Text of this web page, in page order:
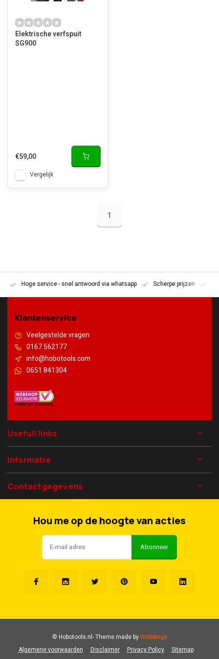
Elektrische verfspuit
SG900
€59,00
Vergelijk
1
Hoge service- snel antwoord via whatsapp Scherpe prijzen
Klantenservice
Veelgestelde vragen
0167 562177
info@hobotools.com
0651 841304
Usefull links
Informatie
Contactgegevens
Hou me op de hoogte van acties
Abonneer
Algemene voorwaarden Disclaimer Privacy Policy Sitemap
© Hobotools.nl- Theme made byWebdinge